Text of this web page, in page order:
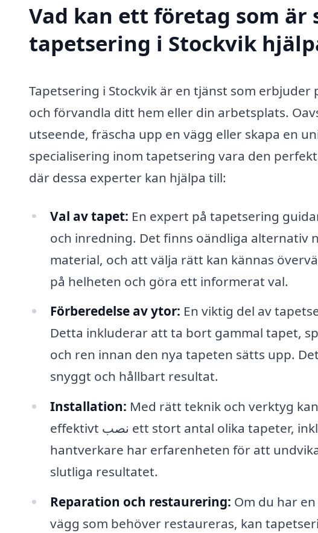
Vad kan ett företag som är
tapetsering i Stockvik
Tapetsering i Stockvik är en tjänst som
och förvandla ditt hem eller din arbetsplats.
utseende, fräscha upp en vägg eller skapa en
specialisering inom tapetsering vara den
där dessa experter kan hjälpa till:
Val av tapet: En expert på tapetsering
och inredning. Det finns oändliga alternativ
material, och att välja rätt kan kännas
på helheten och göra ett informerat val.
Förberedelse av ytor: En viktig del av
Detta inkluderar att ta bort gammal tapet,
och ren innan den nya tapeten sätts upp.
snyggt och hållbart resultat.
Installation: Med rätt teknik och verktyg
effektivt نصب ett stort antal olika tapeter, inklusive vinyl, non-woven och textil. Kunniga
hantverkare har erfarenheten för att
slutliga resultatet.
Reparation och restaurering: Om du har
vägg som behöver restaureras, kan